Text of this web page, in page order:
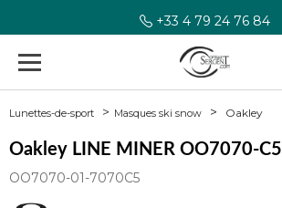
+33 4 79 24 76 84
Lunettes-de-sport Masques ski snow Oakley
Oakley LINE MINER OO7070-C5
OO7070-01-7070C5